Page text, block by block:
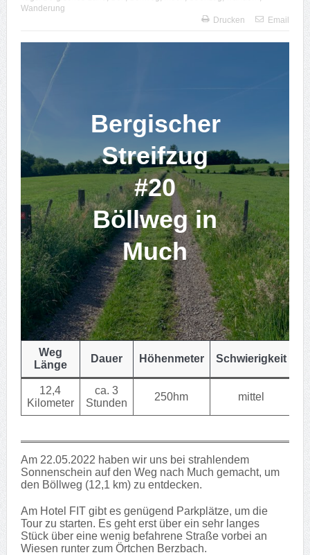
Wanderung
Drucken
Email
Bergischer
Streifzug
#20
Böllweg in
Much
Weg
Länge
Dauer Höhenmeter Schwierigkeit
12,4
Kilometer
ca. 3
Stunden
250hm mittel
Am 22.05.2022 haben wir uns bei strahlendem
Sonnenschein auf den Weg nach Much gemacht, um
den Böllweg (12,1 km) zu entdecken.
Am Hotel FIT gibt es genügend Parkplätze, um die
Tour zu starten. Es geht erst über ein sehr langes
Stück über eine wenig befahrene Straße vorbei an
Wiesen runter zum Örtchen Berzbach.